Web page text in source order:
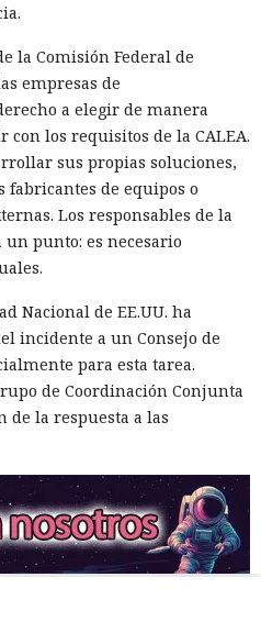
la Comisión Federal de
empresas de
a elegir de manera
los requisitos de la CALEA.
sus propias soluciones,
de equipos o
Los responsables de la
punto: es necesario
Nacional de EE.UU. ha
incidente a un Consejo de
para esta tarea.
de Coordinación Conjunta
de la respuesta a las